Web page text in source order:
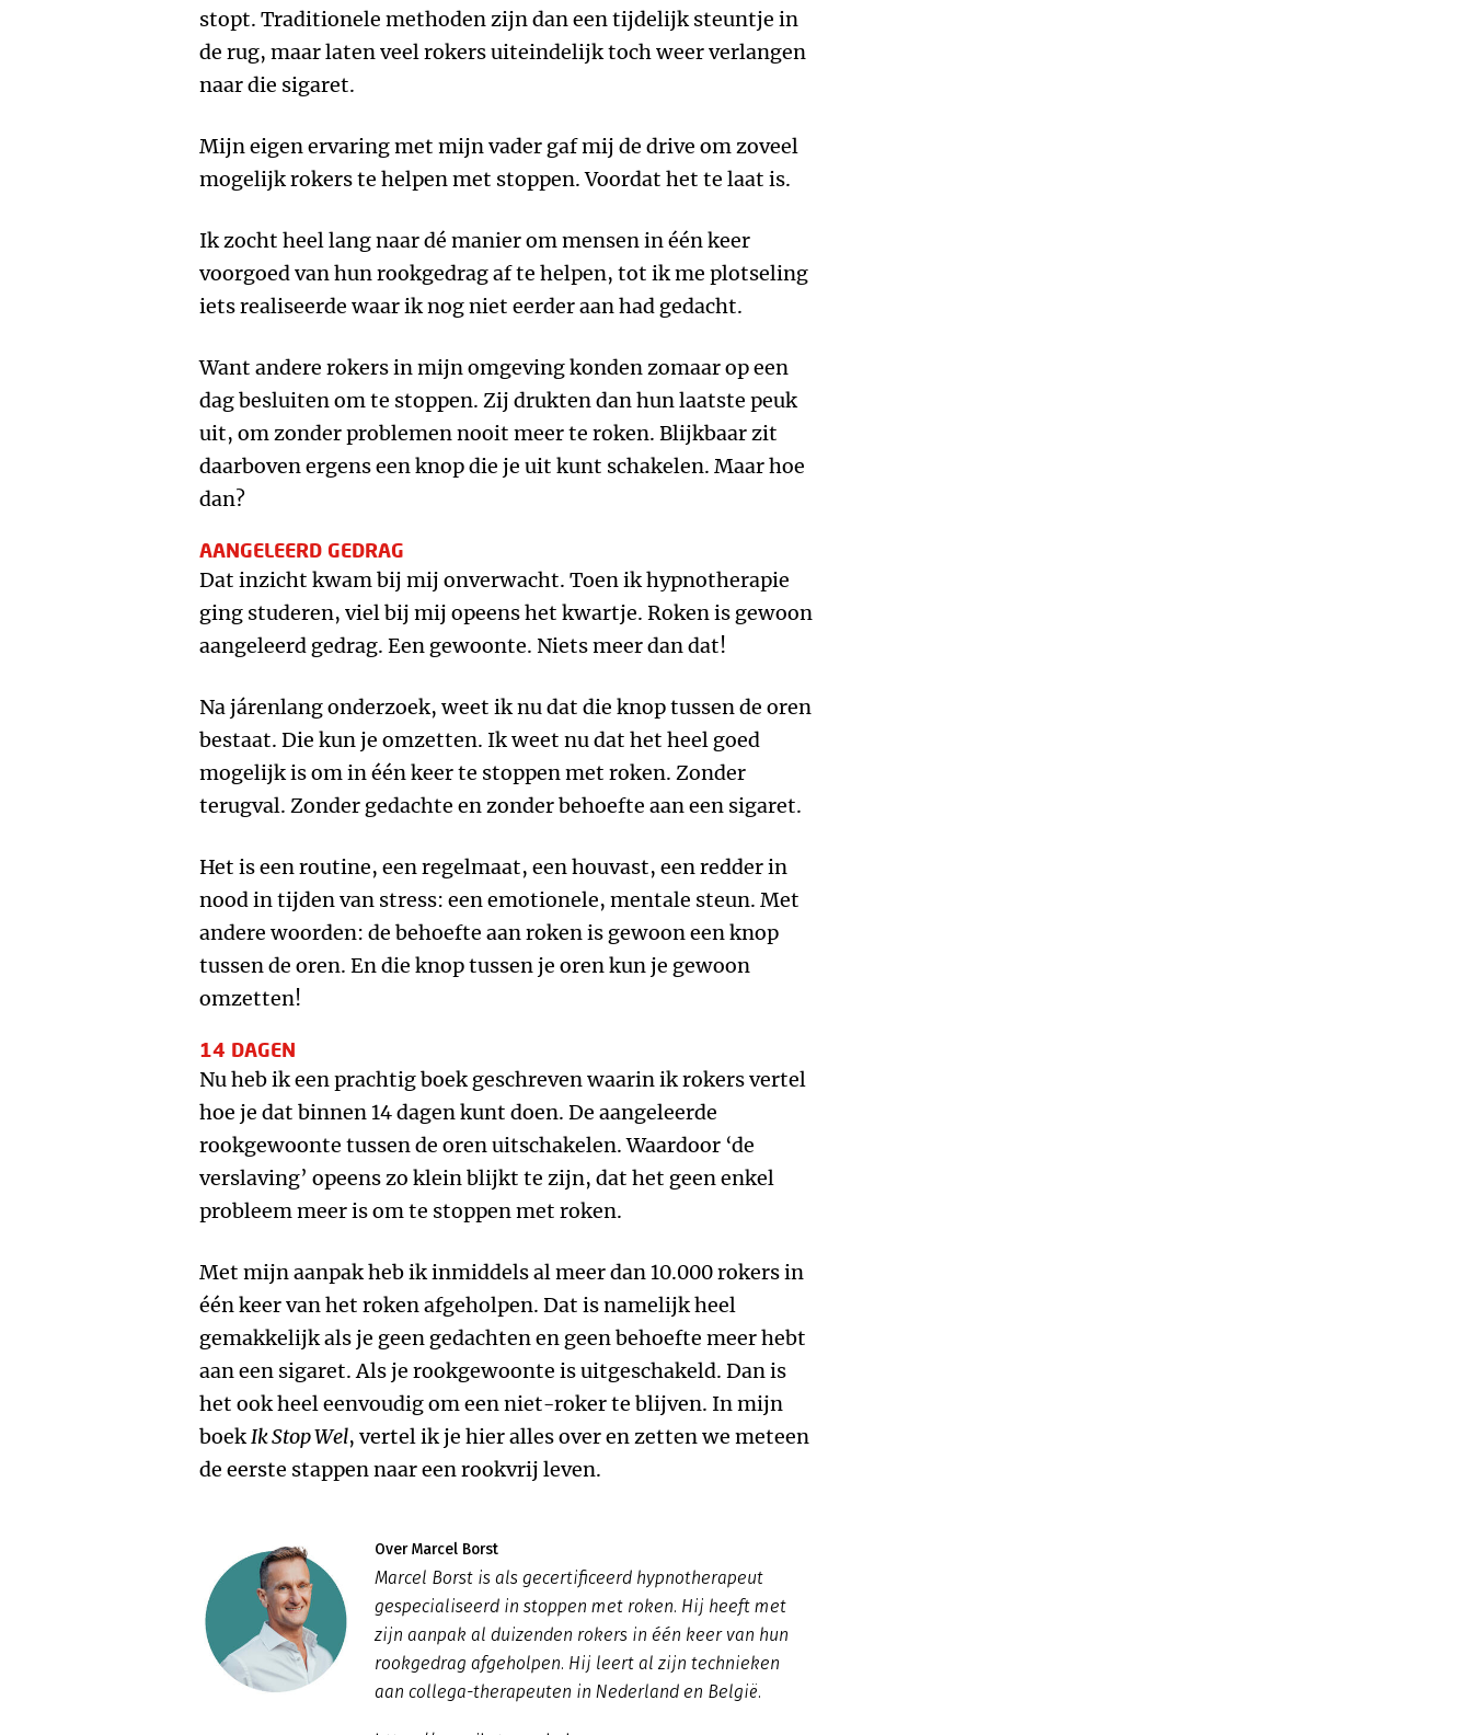
stopt. Traditionele methoden zijn dan een tijdelijk steuntje in
de rug, maar laten veel rokers uiteindelijk toch weer verlangen
naar die sigaret.
Mijn eigen ervaring met mijn vader gaf mij de drive om zoveel
mogelijk rokers te helpen met stoppen. Voordat het te laat is.
Ik zocht heel lang naar dé manier om mensen in één keer
voorgoed van hun rookgedrag af te helpen, tot ik me plotseling
iets realiseerde waar ik nog niet eerder aan had gedacht.
Want andere rokers in mijn omgeving konden zomaar op een
dag besluiten om te stoppen. Zij drukten dan hun laatste peuk
uit, om zonder problemen nooit meer te roken. Blijkbaar zit
daarboven ergens een knop die je uit kunt schakelen. Maar hoe
dan?
AANGELEERD GEDRAG
​​​​Dat inzicht kwam bij mij onverwacht. Toen ik hypnotherapie
ging studeren, viel bij mij opeens het kwartje. Roken is gewoon
aangeleerd gedrag. Een gewoonte. Niets meer dan dat!
Na járenlang onderzoek, weet ik nu dat die knop tussen de oren
bestaat. Die kun je omzetten. Ik weet nu dat het heel goed
mogelijk is om in één keer te stoppen met roken. Zonder
terugval. Zonder gedachte en zonder behoefte aan een sigaret.
Het is een routine, een regelmaat, een houvast, een redder in
nood in tijden van stress: een emotionele, mentale steun. Met
andere woorden: de behoefte aan roken is gewoon een knop
tussen de oren. En die knop tussen je oren kun je gewoon
omzetten!
14 DAGEN
Nu heb ik een prachtig boek geschreven waarin ik rokers vertel
hoe je dat binnen 14 dagen kunt doen. De aangeleerde
rookgewoonte tussen de oren uitschakelen. Waardoor ‘de
verslaving’ opeens zo klein blijkt te zijn, dat het geen enkel
probleem meer is om te stoppen met roken.
Met mijn aanpak heb ik inmiddels al meer dan 10.000 rokers in
één keer van het roken afgeholpen. Dat is namelijk heel
gemakkelijk als je geen gedachten en geen behoefte meer hebt
aan een sigaret. Als je rookgewoonte is uitgeschakeld. Dan is
het ook heel eenvoudig om een niet-roker te blijven. In mijn
boekIk Stop Wel, vertel ik je hier alles over en zetten we meteen
de eerste stappen naar een rookvrij leven.
Over Marcel Borst
Marcel Borst is als gecertificeerd hypnotherapeut
gespecialiseerd in stoppen met roken. Hij heeft met
zijn aanpak al duizenden rokers in één keer van hun
rookgedrag afgeholpen. Hij leert al zijn technieken
aan collega-therapeuten in Nederland en België.